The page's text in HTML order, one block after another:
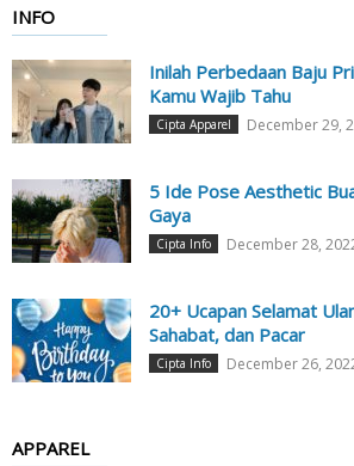
INFO
Inilah Perbedaan Baju
Kamu Wajib Tahu
Cipta Apparel December 29,
5 Ide Pose Aesthetic
Gaya
Cipta Info December 28,
20+ Ucapan Selamat
Sahabat, dan Pacar
Cipta Info December 26,
APPAREL